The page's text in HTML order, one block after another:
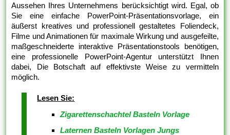
Aussehen Ihres Unternehmens berücksichtigt wird. Egal, ob
Sie eine einfache PowerPoint-Präsentationsvorlage, ein
äußerst kreatives und professionell gestaltetes Foliendeck,
Filme und Animationen für maximale Wirkung und ausgefeilte,
maßgeschneiderte interaktive Präsentationstools benötigen,
eine professionelle PowerPoint-Agentur unterstützt Ihnen
dabei, Die Botschaft auf effektivste Weise zu vermitteln
möglich.
Lesen Sie:
Zigarettenschachtel Basteln Vorlage
Laternen Basteln Vorlagen Jungs